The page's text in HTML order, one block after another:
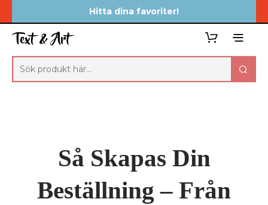
Hitta dina favoriter!
Så Skapas Din
Beställning – Från